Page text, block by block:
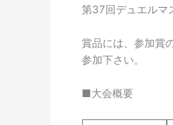
第37回デュエルマ
賞品には、参加賞
参加下さい。
■大会概要